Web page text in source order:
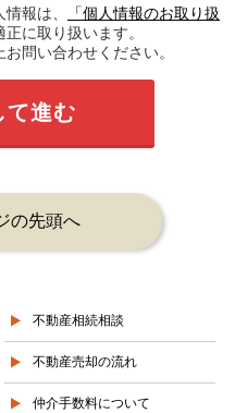
報は、
「個人情報のお取り扱
に取り扱います。
問い合わせください。
て進む
の先頭へ
不動産相続相談
不動産売却の流れ
仲介手数料について